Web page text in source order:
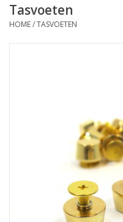
FAQ
Tasvoeten
HOME/TASVOETEN